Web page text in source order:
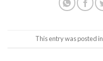
This entry was posted in